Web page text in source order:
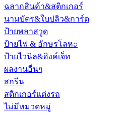
ฉลากสินค้า&สติกเกอร์
นามบัตร&ใบปลิว&การ์ด
ป้ายพลาสวูด
ป้ายไฟ & อักษรโลหะ
ป้ายไวนิล&อิงค์เจ็ท
ผลงานอื่นๆ
สกรีน
สติกเกอร์แต่งรถ
ไม่มีหมวดหมู่